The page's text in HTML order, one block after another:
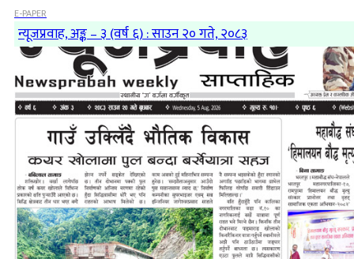
E-PAPER
न्यूजप्रवाह, अङ्क – ३ (वर्ष ६) : साउन २० गते, २०८३